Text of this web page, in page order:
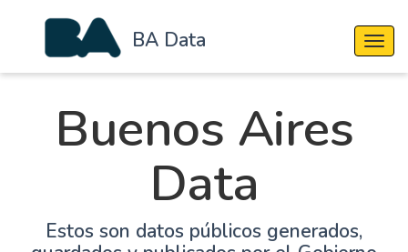
BA Data
Buenos Aires
Data
Estos son datos públicos generados,